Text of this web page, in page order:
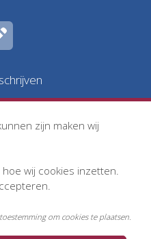
zijn maken wij
hoe wij cookies inzetten.
om cookies te plaatsen.